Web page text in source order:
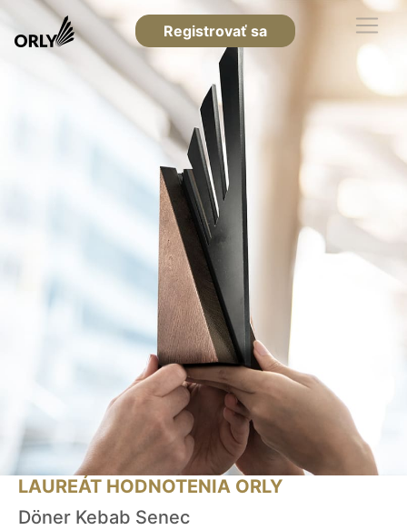
Registrovať sa
LAUREÁT HODNOTENIA ORLY
Döner Kebab Senec